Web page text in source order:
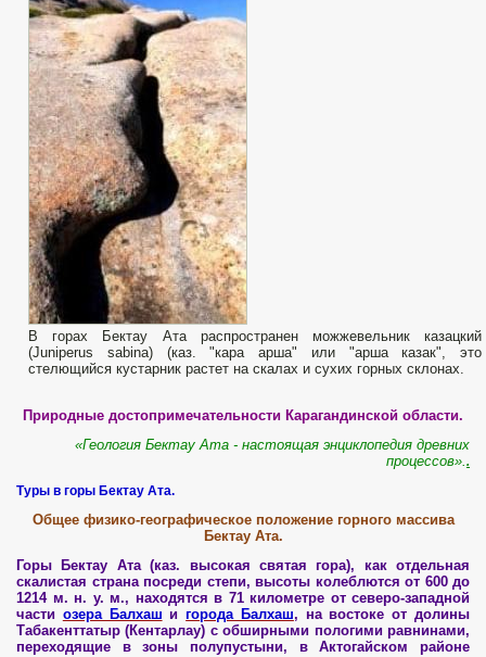
В горах Бектау Ата распространен можжевельник казацкий
(Juniperus sabina) (каз. "кара арша" или "арша казак", это
стелющийся кустарник растет на скалах и сухих горных склонах.
Природные достопримечательности Карагандинской области.
«Геология Бектау Ата - настоящая энциклопедия древних
процессов»..
Туры в горы Бектау Ата.
Общее физико-географическое положение горного массива
Бектау Ата.
Горы Бектау Ата (каз. высокая святая гора), как отдельная
скалистая страна посреди степи, высоты колеблются от 600 до
1214 м. н. у. м., находятся в 71 километре от северо-западной
части озера Балхаш игорода Балхаш, на востоке от долины
Табакенттатыр (Кентарлау) с обширными пологими равнинами,
переходящие в зоны полупустыни, в Актогайском районе